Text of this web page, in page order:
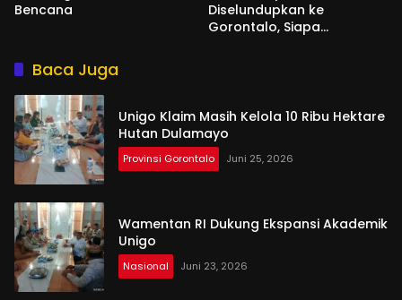
Bencana
Diselundupkan ke
Gorontalo, Siapa
Baca Juga
Unigo Klaim Masih Kelola 10 Ribu Hektare
Hutan Dulamayo
Provinsi Gorontalo Juni 25, 2026
Wamentan RI Dukung Ekspansi Akademik
Unigo
Nasional Juni 23, 2026